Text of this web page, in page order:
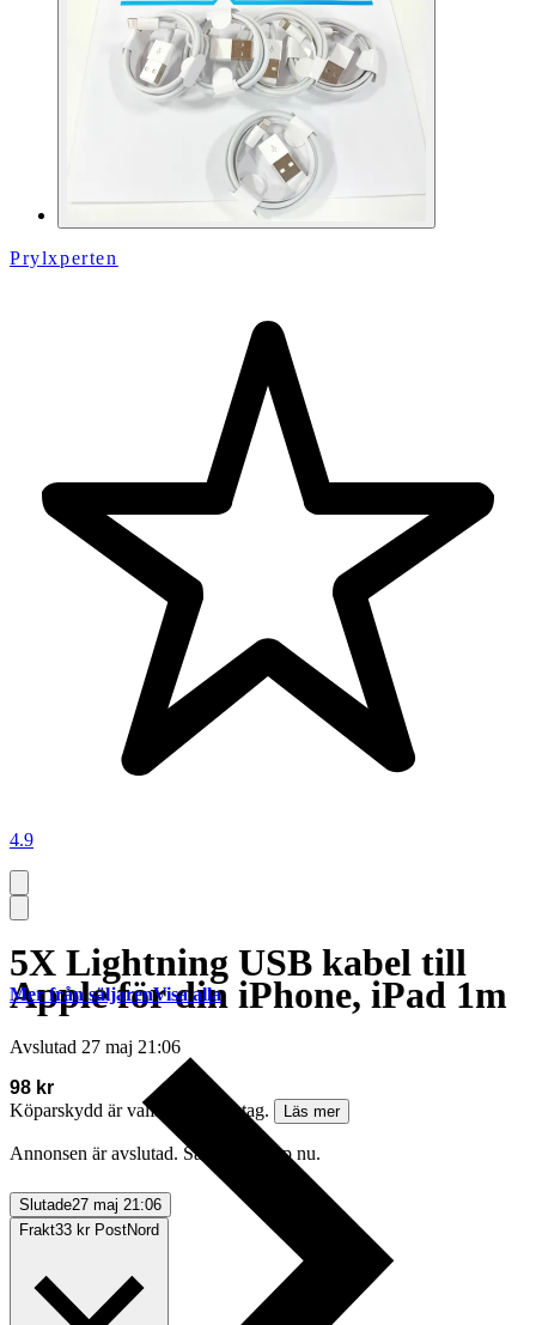
Prylxperten
4.9
5X Lightning USB kabel till
Apple för din iPhone, iPad 1m
Avslutad 27 maj 21:06
98 kr
Köparskydd är valfritt hos företag.
Läs mer
Annonsen är avslutad. Såld med Köp nu.
Slutade27 maj 21:06
Frakt33 kr PostNord
Mer från säljarenVisa alla